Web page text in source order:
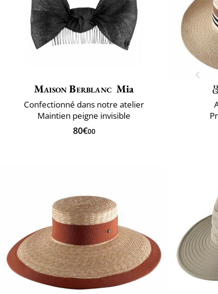
Maison Berblanc Mia
Confectionné dans notre atelier
Maintien peigne invisible
80€00